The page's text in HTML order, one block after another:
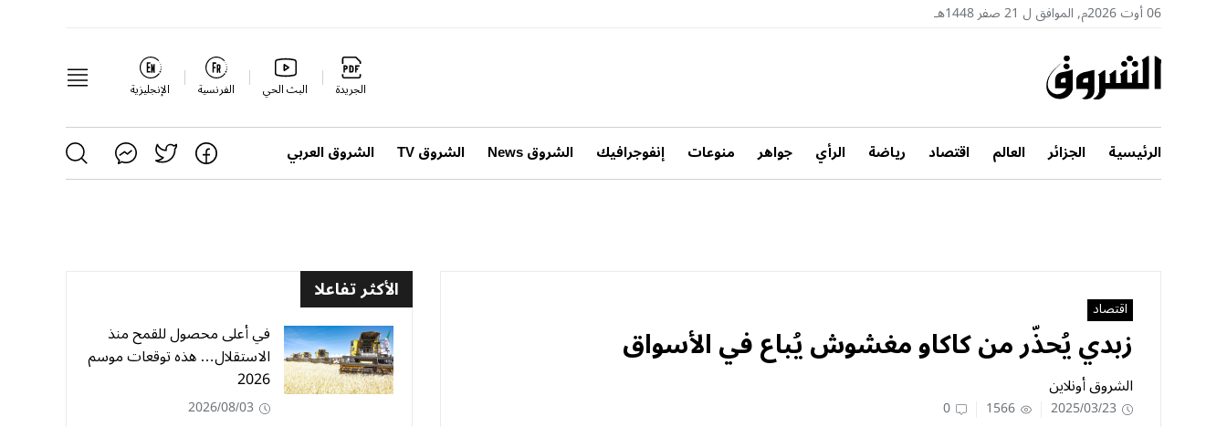
06 أوت 2026م, الموافق ل 21 صفر 1448هـ
الجريدة البث الحي الفرنسية الإنجليزية
الرئيسية الجزائر العالم اقتصاد رياضة الرأي جواهر منوعات إنفوجرافيك الشروق News الشروق TV الشروق العربي
اقتصاد
زبدي يُحذّر من كاكاو مغشوش يُباع في الأسواق
الشروق أونلاين
2025/03/23
1566
0
الأكثر تفاعلا
في أعلى محصول للقمح منذ
الاستقلال… هذه توقعات موسم
2026
2026/08/03